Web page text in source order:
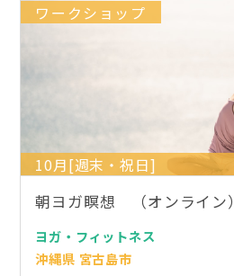
ワークショップ
10月[週末・祝日]
朝ヨガ瞑想 （オンライン）
ヨガ・フィットネス
沖縄県 宮古島市